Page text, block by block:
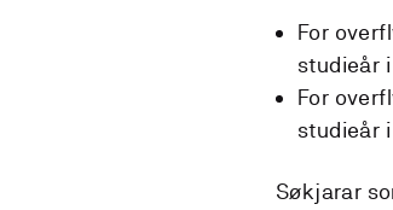
For
studieår
For
studieår
Søkjarar